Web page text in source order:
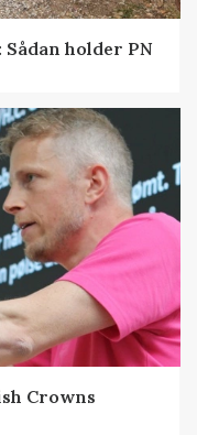
holder PN
Crowns